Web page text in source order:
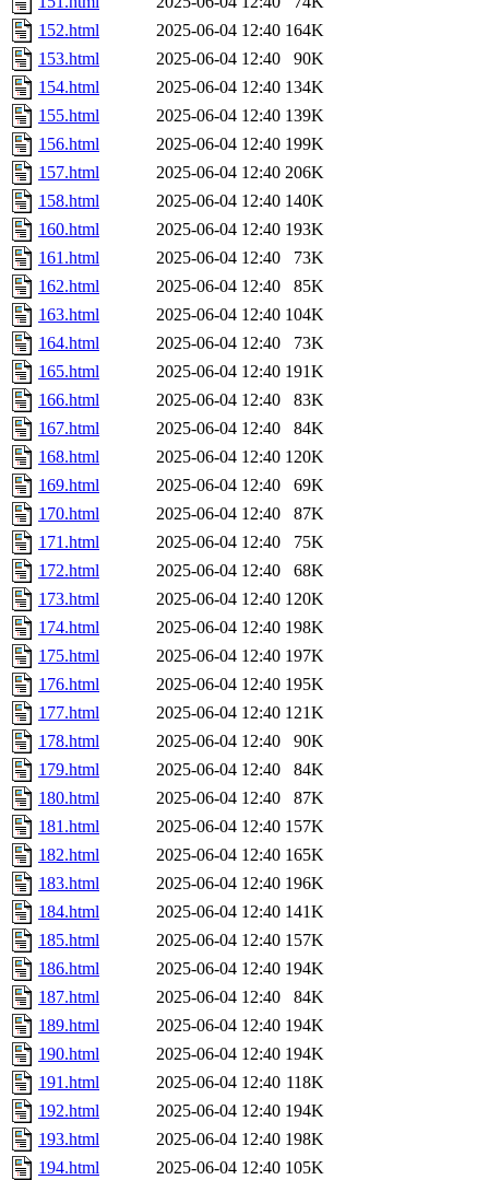
152.html
2025-06-04 12:40 164K
153.html
2025-06-04 12:40
90K
154.html
2025-06-04 12:40 134K
155.html
2025-06-04 12:40 139K
156.html
2025-06-04 12:40 199K
157.html
2025-06-04 12:40 206K
158.html
2025-06-04 12:40 140K
160.html
2025-06-04 12:40 193K
161.html
2025-06-04 12:40
73K
162.html
2025-06-04 12:40
85K
163.html
2025-06-04 12:40 104K
164.html
2025-06-04 12:40
73K
165.html
2025-06-04 12:40 191K
166.html
2025-06-04 12:40
83K
167.html
2025-06-04 12:40
84K
168.html
2025-06-04 12:40 120K
169.html
2025-06-04 12:40
69K
170.html
2025-06-04 12:40
87K
171.html
2025-06-04 12:40
75K
172.html
2025-06-04 12:40
68K
173.html
2025-06-04 12:40 120K
174.html
2025-06-04 12:40 198K
175.html
2025-06-04 12:40 197K
176.html
2025-06-04 12:40 195K
177.html
2025-06-04 12:40 121K
178.html
2025-06-04 12:40
90K
179.html
2025-06-04 12:40
84K
180.html
2025-06-04 12:40
87K
181.html
2025-06-04 12:40 157K
182.html
2025-06-04 12:40 165K
183.html
2025-06-04 12:40 196K
184.html
2025-06-04 12:40 141K
185.html
2025-06-04 12:40 157K
186.html
2025-06-04 12:40 194K
187.html
2025-06-04 12:40
84K
189.html
2025-06-04 12:40 194K
190.html
2025-06-04 12:40 194K
191.html
2025-06-04 12:40 118K
192.html
2025-06-04 12:40 194K
193.html
2025-06-04 12:40 198K
194.html
2025-06-04 12:40 105K